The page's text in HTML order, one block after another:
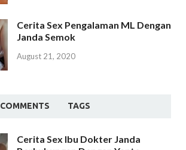
Cerita Sex Pengalaman ML Dengan
Janda Semok
August 21, 2020
COMMENTS TAGS
Cerita Sex Ibu Dokter Janda